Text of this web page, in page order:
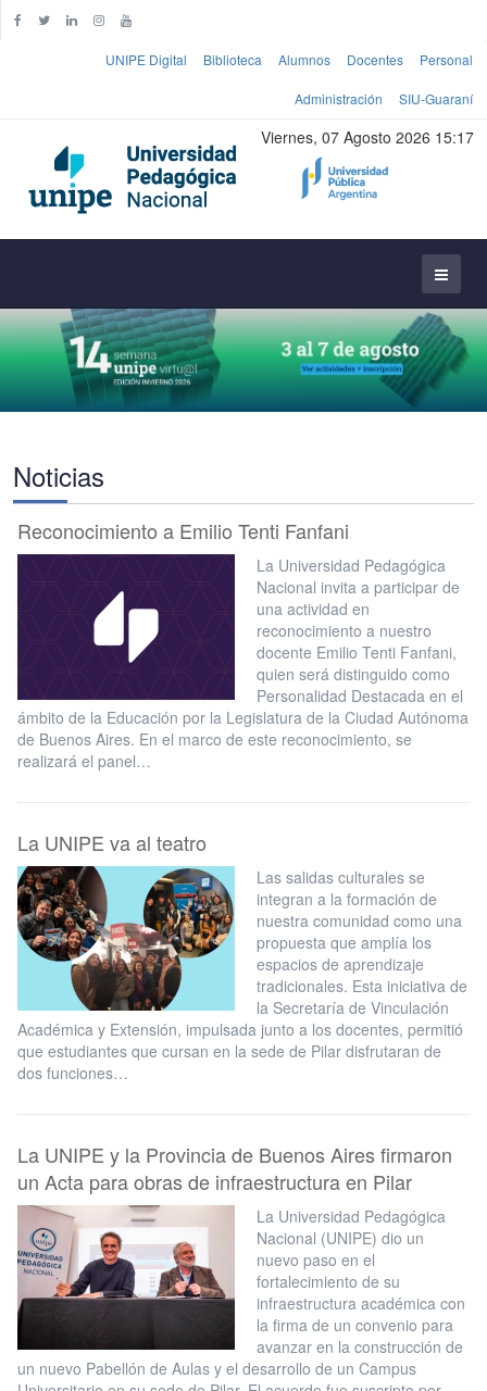
UNIPE Digital Biblioteca Alumnos Docentes Personal
Administración SIU-Guaraní
Viernes, 07 Agosto 2026 15:17
Noticias
Reconocimiento a Emilio Tenti Fanfani
La Universidad Pedagógica
Nacional invita a participar de
una actividad en
reconocimiento a nuestro
docente Emilio Tenti Fanfani,
quien será distinguido como
Personalidad Destacada en el
ámbito de la Educación por la Legislatura de la Ciudad Autónoma
de Buenos Aires. En el marco de este reconocimiento, se
realizará el panel…
La UNIPE va al teatro
Las salidas culturales se
integran a la formación de
nuestra comunidad como una
propuesta que amplía los
espacios de aprendizaje
tradicionales. Esta iniciativa de
la Secretaría de Vinculación
Académica y Extensión, impulsada junto a los docentes, permitió
que estudiantes que cursan en la sede de Pilar disfrutaran de
dos funciones…
La UNIPE y la Provincia de Buenos Aires firmaron
un Acta para obras de infraestructura en Pilar
La Universidad Pedagógica
Nacional (UNIPE) dio un
nuevo paso en el
fortalecimiento de su
infraestructura académica con
la firma de un convenio para
avanzar en la construcción de
un nuevo Pabellón de Aulas y el desarrollo de un Campus